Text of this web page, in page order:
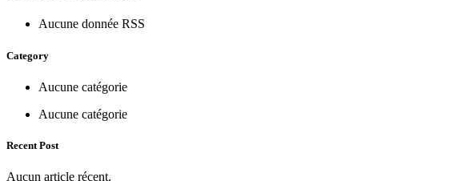
Aucune donnée RSS
Category
Aucune catégorie
Aucune catégorie
Recent Post
Aucun article récent.